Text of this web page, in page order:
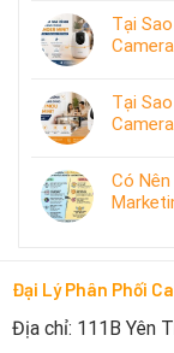
Tại
Tại
Có
Đại Lý Phân Phối
Địa chỉ: 111B Yên